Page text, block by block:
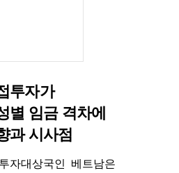
투자가
별 임금 격차에
과 시사점
자대상국인 베트남은